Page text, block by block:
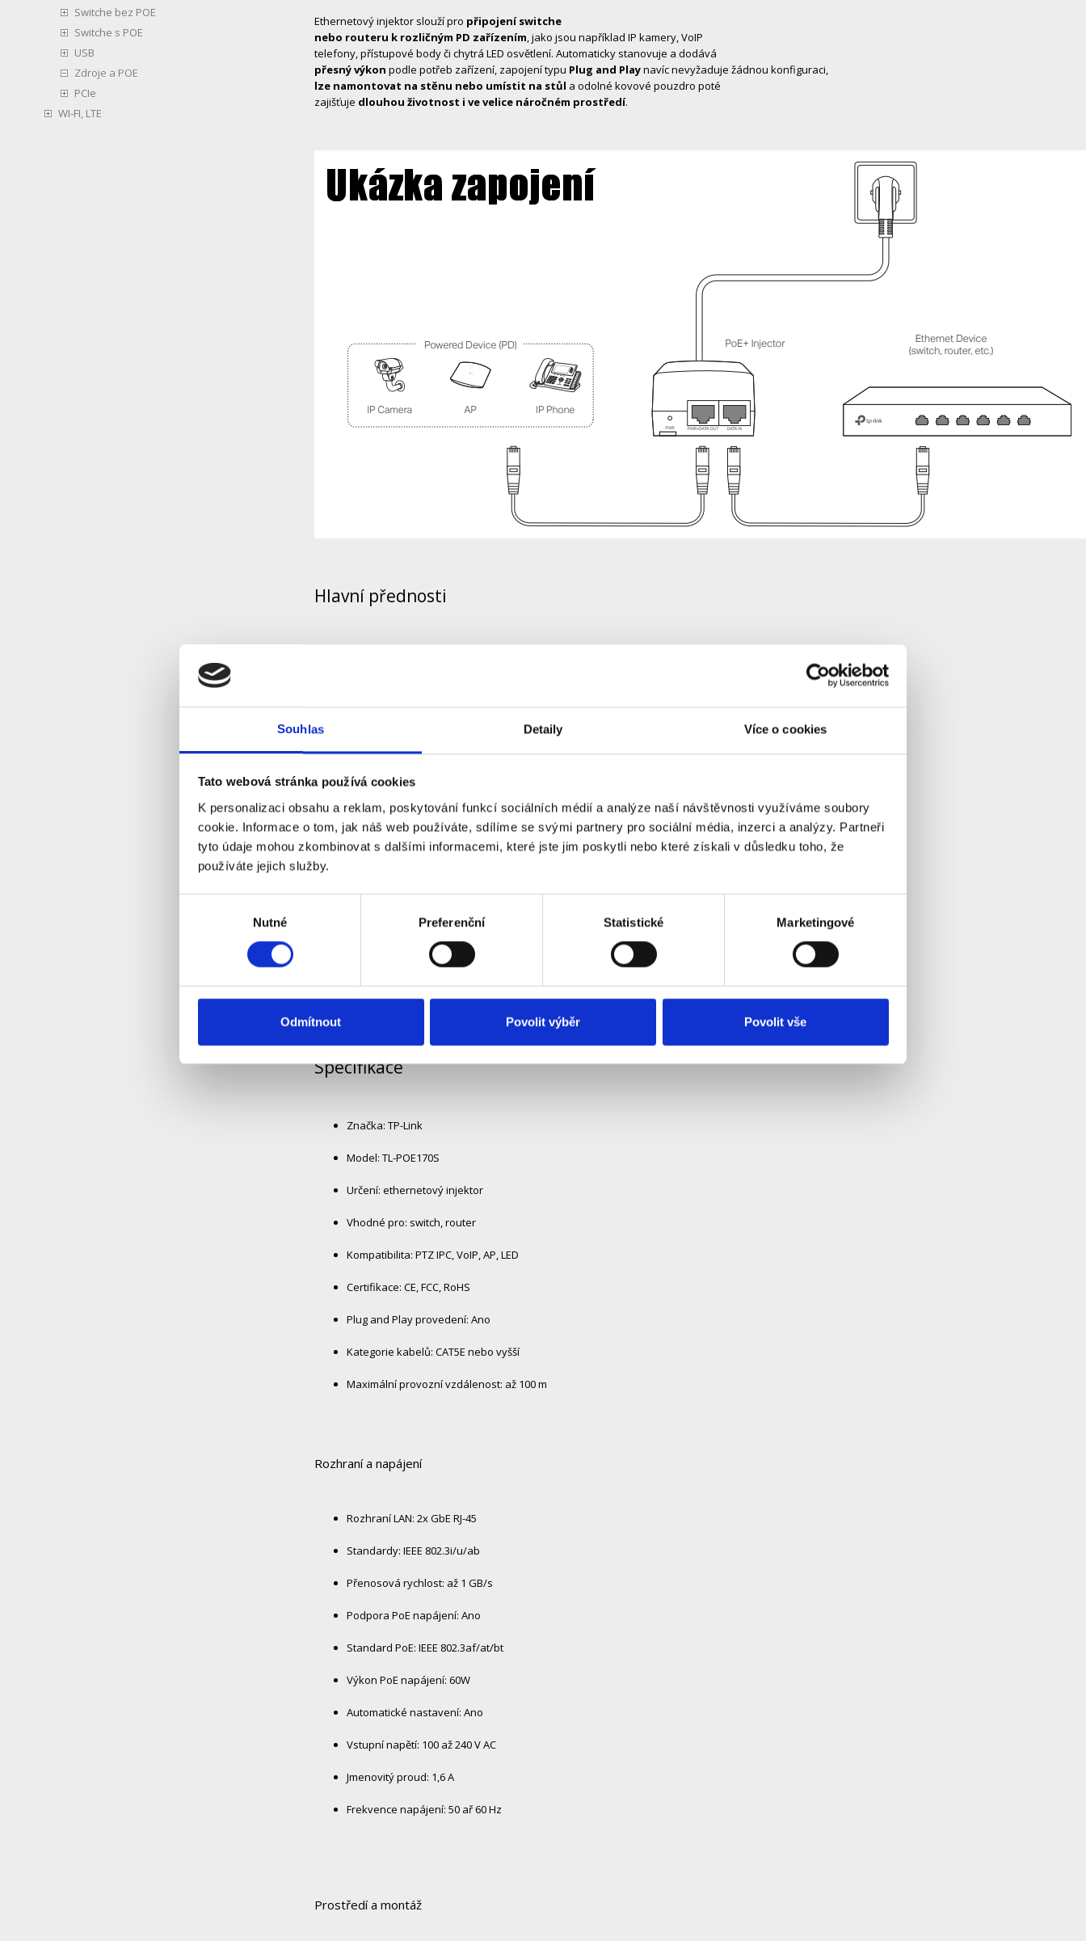
Souhlas Detaily Více o cookies
Tato webová stránka používá cookies
K personalizaci obsahu a reklam, poskytování funkcí sociálních médií a analýze naší návštěvnosti využíváme soubory
cookie. Informace o tom, jak náš web používáte, sdílíme se svými partnery pro sociální média, inzerci a analýzy. Partneři
tyto údaje mohou zkombinovat s dalšími informacemi, které jste jim poskytli nebo které získali v důsledku toho, že
používáte jejich služby.
Nutné Preferenční Statistické Marketingové
Odmítnout Povolit výběr Povolit vše
Switche bez POE
Switche s POE
USB
Zdroje a POE
PCIe
WI-FI, LTE
Ethernetový injektor slouží pro připojení switche
nebo routeru k rozličným PD zařízením, jako jsou například IP kamery, VoIP
telefony, přístupové body či chytrá LED osvětlení. Automaticky stanovuje a dodává
přesný výkon podle potřeb zařízení, zapojení typu Plug and Playnavíc nevyžaduje žádnou konfiguraci,
lze namontovat na stěnu nebo umístit na stůl a odolné kovové pouzdro poté
zajišťuje dlouhou životnost i ve velice náročném prostředí.
Hlavní přednosti
Snadné připojení switche či routeru k PD
Vhodný pro PTZ IPC, VoIP, AP či LED
Podporuje funkci Power over Ethernet
Vyhovuje PoE standardům IEEE 802.3af/at/bt
Umožní montáž na stěnu i umístění na stůl
Specifikace
Značka: TP-Link
Model: TL-POE170S
Určení: ethernetový injektor
Vhodné pro: switch, router
Kompatibilita: PTZ IPC, VoIP, AP, LED
Certifikace: CE, FCC, RoHS
Plug and Play provedení: Ano
Kategorie kabelů: CAT5E nebo vyšší
Maximální provozní vzdálenost: až 100 m
Rozhraní a napájení
Rozhraní LAN: 2x GbE RJ-45
Standardy: IEEE 802.3i/u/ab
Přenosová rychlost: až 1 GB/s
Podpora PoE napájení: Ano
Standard PoE: IEEE 802.3af/at/bt
Výkon PoE napájení: 60W
Automatické nastavení: Ano
Vstupní napětí: 100 až 240 V AC
Jmenovitý proud: 1,6 A
Frekvence napájení: 50 ař 60 Hz
Prostředí a montáž